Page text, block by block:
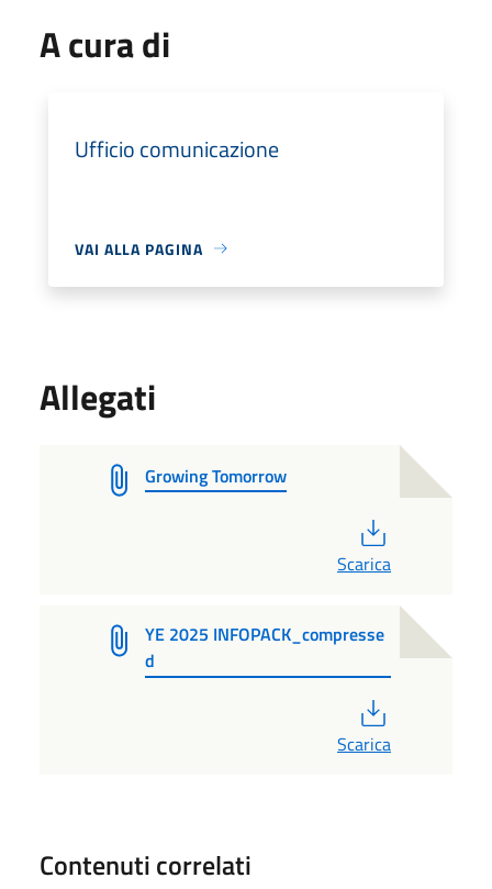
A cura di
Ufficio comunicazione
VAI ALLA PAGINA
Allegati
Growing Tomorrow
Scarica
YE 2025 INFOPACK_compresse
d
Scarica
Contenuti correlati